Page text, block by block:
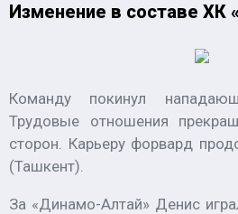
Изменение в составе ХК
Команду покинул
Трудовые отношения
сторон. Карьеру форвард
(Ташкент).
За «Динамо-Алтай» Денис